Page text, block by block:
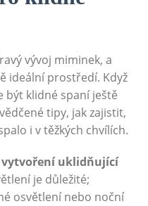
vývoj miminek, a
ideální prostředí. Když
být klidné spaní ještě
tipy, jak zajistit,
i v těžkých chvílích.
vytvoření uklidňující
je důležité;
osvětlení nebo noční